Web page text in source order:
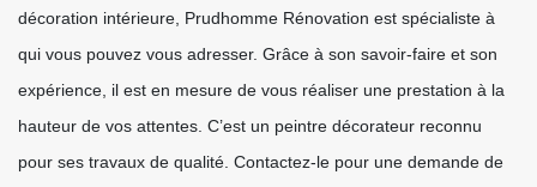
décoration intérieure, Prudhomme Rénovation est spécialiste à
qui vous pouvez vous adresser. Grâce à son savoir-faire et son
expérience, il est en mesure de vous réaliser une prestation à la
hauteur de vos attentes. C’est un peintre décorateur reconnu
pour ses travaux de qualité. Contactez-le pour une demande de